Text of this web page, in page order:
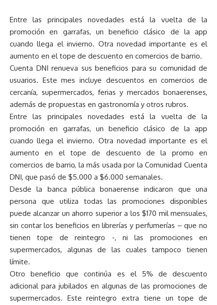
Entre las principales novedades está la vuelta de la
promoción en garrafas, un beneficio clásico de la app
cuando llega el invierno. Otra novedad importante es el
aumento en el tope de descuento en comercios de barrio.
Cuenta DNI renueva sus beneficios para su comunidad de
usuarios. Este mes incluye descuentos en comercios de
cercanía, supermercados, ferias y mercados bonaerenses,
además de propuestas en gastronomía y otros rubros.
Entre las principales novedades está la vuelta de la
promoción en garrafas, un beneficio clásico de la app
cuando llega el invierno. Otra novedad importante es el
aumento en el tope de descuento de la promo en
comercios de barrio, la más usada por la Comunidad Cuenta
DNI, que pasó de $5.000 a $6.000 semanales.
Desde la banca pública bonaerense indicaron que una
persona que utiliza todas las promociones disponibles
puede alcanzar un ahorro superior a los $170 mil mensuales,
sin contar los beneficios en librerías y perfumerías – que no
tienen tope de reintegro -, ni las promociones en
supermercados, algunas de las cuales tampoco tienen
límite.
Otro beneficio que continúa es el 5% de descuento
adicional para jubilados en algunas de las promociones de
supermercados. Este reintegro extra tiene un tope de